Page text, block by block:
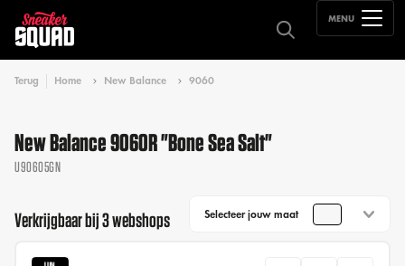
MENU
Terug Home New Balance 9060
New Balance 9060R "Bone Sea Salt"
U90605GN
Verkrijgbaar bij 3 webshops Selecteer jouw maat